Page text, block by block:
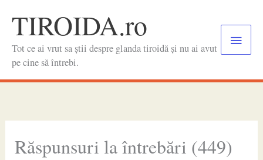
contentTIROIDA.ro
Tot ce ai vrut sa știi despre glanda tiroidă și nu ai avut
pe cine să întrebi.
Main
Răspunsuri la întrebări (449)